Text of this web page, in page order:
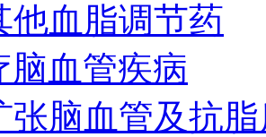
他血脂调节药
脑血管疾病
张脑血管及抗